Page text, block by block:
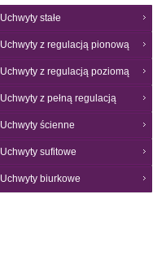
Uchwyty stałe
Uchwyty z regulacją pionową
Uchwyty z regulacją poziomą
Uchwyty z pełną regulacją
Uchwyty ścienne
Uchwyty sufitowe
Uchwyty biurkowe